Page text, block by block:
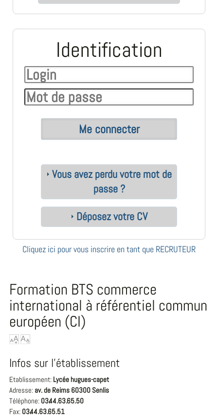
Identification
Vous avez perdu votre mot de
passe ?
Déposez votre CV
Cliquez ici pour vous inscrire en tant que RECRUTEUR
Formation BTS commerce
international à référentiel commun
européen (CI)
Infos sur l'établissement
Etablissement: Lycée hugues-capet
Adresse: av. de Reims 60300 Senlis
Téléphone: 03.44.63.65.50
Fax: 03.44.63.65.51